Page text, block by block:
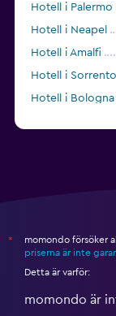
Hotell i Palermo
Hotell i Neapel
Hotell i Amalfi
Hotell i Sorrento
Hotell i Bologna
*
momondo försöker
priserna är inte
Detta är varför:
momondo är